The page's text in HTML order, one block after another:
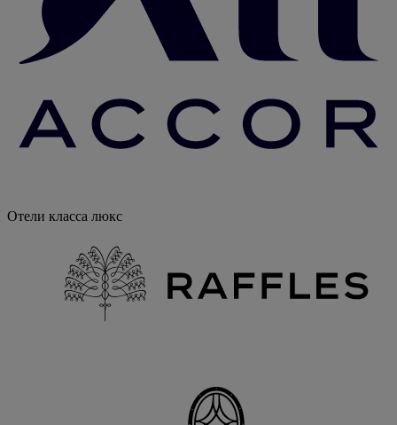
Отели класса люкс